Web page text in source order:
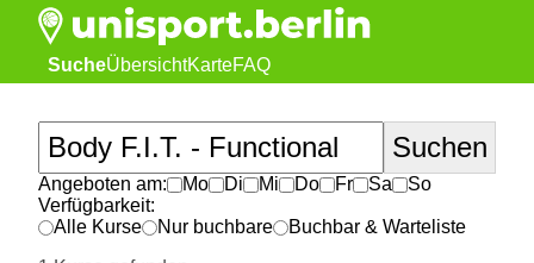
SucheÜbersichtKarteFAQ
Angeboten am: Mo Di Mi Do Fr Sa
So
Verfügbarkeit:
Alle Kurse
Nur buchbare
Buchbar & Warteliste